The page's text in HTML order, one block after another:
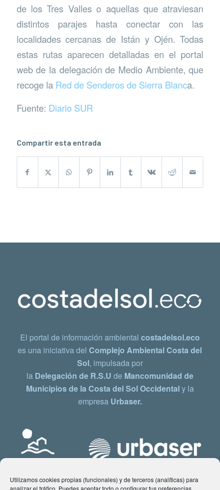
Utilizamos cookies propias (funcionales) y de terceros (analíticas) para
analizar el tráfico. Puedes aceptar todo o configurar tus preferencias.
de los Tres Valles o aquellas que atraviesan
distintos parajes hasta conectar con las
localidades cercanas de Istán y Ojén. Todas
estas rutas aparecen detalladas en el portal
web de la delegación de Medio Ambiente, que
recoge la Red de Senderos de Sierra Blanca.
Fuente: Diario SUR
Compartir esta entrada
El portal de información ambiental costadelsol.eco
es una iniciativa delComplejo Ambiental Costa del
Sol, impulsada por
la Delegación de R.S.U de Mancomunidad de
Municipios de la Costa del Sol Occidentaly la
empresa Urbaser.